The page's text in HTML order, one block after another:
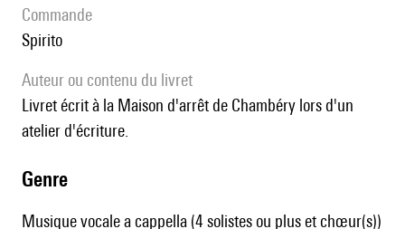
Commande
Spirito
Auteur ou contenu du livret
Livret écrit à la Maison d'arrêt de Chambéry lors d'un
atelier d'écriture.
genre
Musique vocale a cappella (4 solistes ou plus et chœur(s))